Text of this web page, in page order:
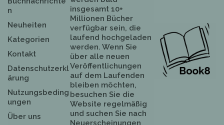
n
Neuheiten
Kategorien
Kontakt
Datenschutzerkl
ärung
Nutzungsbeding
ungen
Über uns
insgesamt 10+
Millionen Bücher
verfügbar sein, die
laufend hochgeladen
werden. Wenn Sie
über alle neuen
Veröffentlichungen
auf dem Laufenden
bleiben möchten,
besuchen Sie die
Website regelmäßig
und suchen Sie nach
Neuerscheinungen